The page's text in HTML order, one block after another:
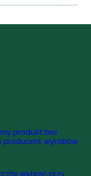
produkt bez
producent wyrobów
wybrać przy